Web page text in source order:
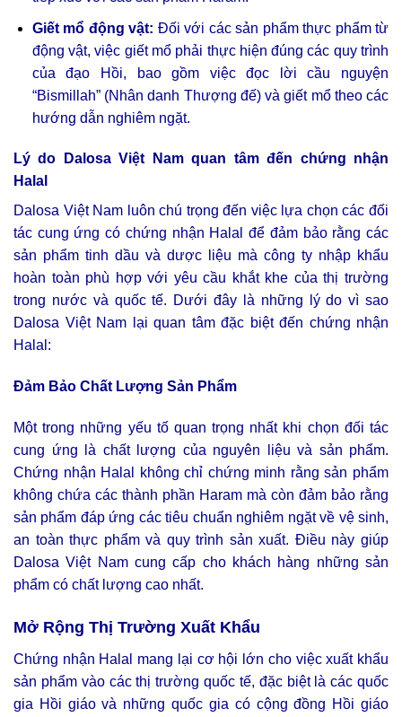
Giết mổ động vật: Đối với các sản phẩm thực phẩm từ
động vật, việc giết mổ phải thực hiện đúng các quy trình
của đạo Hồi, bao gồm việc đọc lời cầu nguyện
“Bismillah” (Nhân danh Thượng đế) và giết mổ theo các
hướng dẫn nghiêm ngặt.
Lý do Dalosa Việt Nam quan tâm đến chứng nhận
Halal
Dalosa Việt Nam luôn chú trọng đến việc lựa chọn các đối
tác cung ứng có chứng nhận Halal để đảm bảo rằng các
sản phẩm tinh dầu và dược liệu mà công ty nhập khẩu
hoàn toàn phù hợp với yêu cầu khắt khe của thị trường
trong nước và quốc tế. Dưới đây là những lý do vì sao
Dalosa Việt Nam lại quan tâm đặc biệt đến chứng nhận
Halal:
Đảm Bảo Chất Lượng Sản Phẩm
Một trong những yếu tố quan trọng nhất khi chọn đối tác
cung ứng là chất lượng của nguyên liệu và sản phẩm.
Chứng nhận Halal không chỉ chứng minh rằng sản phẩm
không chứa các thành phần Haram mà còn đảm bảo rằng
sản phẩm đáp ứng các tiêu chuẩn nghiêm ngặt về vệ sinh,
an toàn thực phẩm và quy trình sản xuất. Điều này giúp
Dalosa Việt Nam cung cấp cho khách hàng những sản
phẩm có chất lượng cao nhất.
Mở Rộng Thị Trường Xuất Khẩu
Chứng nhận Halal mang lại cơ hội lớn cho việc xuất khẩu
sản phẩm vào các thị trường quốc tế, đặc biệt là các quốc
gia Hồi giáo và những quốc gia có cộng đồng Hồi giáo